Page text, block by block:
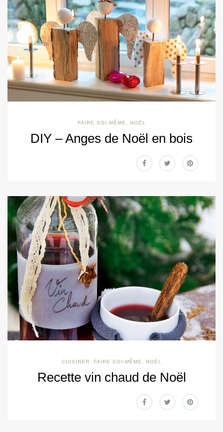
FAIRE SOI-MÊME NOËL
DIY – Anges de Noël en bois
CUISINER FAIRE SOI-MÊME NOËL
Recette vin chaud de Noël